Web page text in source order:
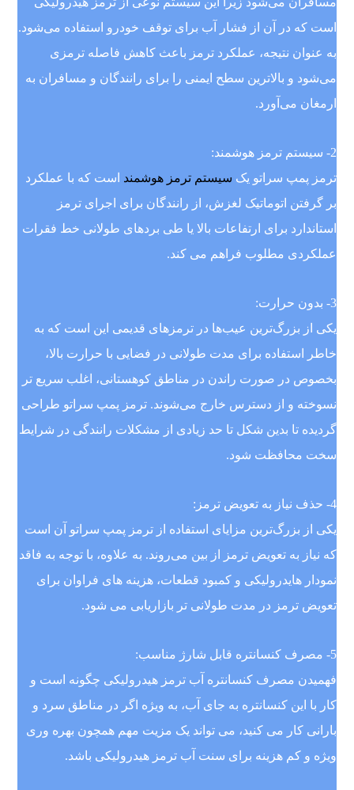
است که در آن از فشار آب برای توقف خودرو استفاده می‌شود.
به عنوان نتیجه، عملکرد ترمز باعث کاهش فاصله ترمزی
می‌شود و بالاترین سطح ایمنی را برای رانندگان و مسافران به
ارمغان می‌آورد.
2- سیستم ترمز هوشمند:
ترمز پمپ سراتو یک سیستم ترمز هوشمند است که با عملکرد
بر گرفتن اتوماتیک لغزش، از رانندگان برای اجرای ترمز
استاندارد برای ارتفاعات بالا یا طی بردهای طولانی خط فقرات
عملکردی مطلوب فراهم می کند.
3- بدون حرارت:
یکی از بزرگ‌ترین عیب‌ها در ترمز‌های قدیمی این است که به
خاطر استفاده برای مدت طولانی در فضایی با حرارت بالا،
بخصوص در صورت راندن در مناطق کوهستانی، اغلب سریع تر
نسوخته و از دسترس خارج می‌شوند. ترمز پمپ سراتو طراحی
گردیده تا بدین شکل تا حد زیادی از مشکلات رانندگی در شرایط
سخت محافظت شود.
4- حذف نیاز به تعویض ترمز:
یکی از بزرگ‌ترین مزایای استفاده از ترمز پمپ سراتو آن است
که نیاز به تعویض ترمز از بین می‌روند. به علاوه، با توجه به فاقد
نمودار هایدرولیکی و کمبود قطعات، هزینه های فراوان برای
تعویض ترمز در مدت طولانی تر بازاریابی می شود.
5- مصرف کنسانتره قابل شارژ مناسب:
فهمیدن مصرف کنسانتره آب ترمز هیدرولیکی چگونه است و
کار با این کنسانتره به جای آب، به ویژه اگر در مناطق سرد و
بارانی کار می کنید، می تواند یک مزیت مهم همچون بهره وری
ویژه و کم هزینه برای سنت آب ترمز هیدرولیکی باشد.